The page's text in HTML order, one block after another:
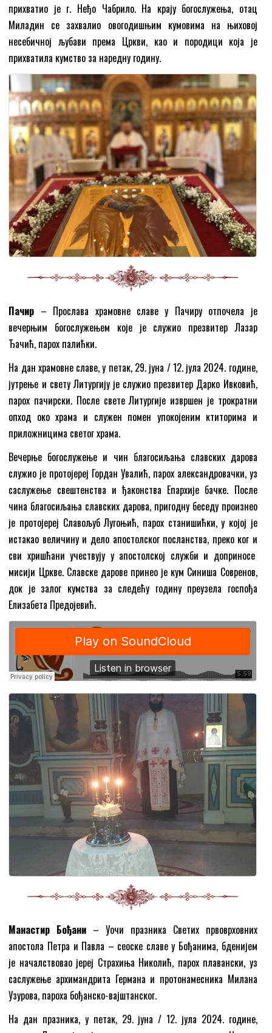
прихватио је г. Неђо Чабрило. На крају богослужења, отац
Миладин се захвалио овогодишњим кумовима на њиховој
несебичној љубави према Цркви, као и породици која је
прихватила кумство за наредну годину.
Пачир – Прослава храмовне славе у Пачиру отпочела је
вечерњим богослужењем које је служио презвитер Лазар
Ђачић, парох палићки.
На дан храмовне славе, у петак, 29. јуна / 12. јула 2024. године,
јутрење и свету Литургију је служио презвитер Дарко Ивковић,
парох пачирски. После свете Литургије извршен је трократни
опход око храма и служен помен упокојеним ктиторима и
приложницима светог храма.
Вечерње богослужење и чин благосиљања славских дарова
служио је протојереј Гордан Увалић, парох александровачки, уз
саслужење свештенства и ђаконства Епархије бачке. После
чина благосиљања славских дарова, пригодну беседу произнео
је протојереј Славољуб Лугоњић, парох станишићки, у којој је
истакао величину и дело апостолског посланства, преко ког и
сви хришћани учествују у апостолској служби и доприносе
мисији Цркве. Славске дарове принео је кум Синиша Совренов,
док је залог кумства за следећу годину преузела госпођа
Елизабета Предојевић.
Манастир Бођани – Уочи празника Светих првоврховних
апостола Петра и Павла – сеоске славе у Бођанима, бденијем
је началствовао јереј Страхиња Николић, парох плавански, уз
саслужење архимандрита Германа и протонамесника Милана
Узурова, пароха бођанско-вајштанског.
На дан празника, у петак, 29. јуна / 12. јула 2024. године,